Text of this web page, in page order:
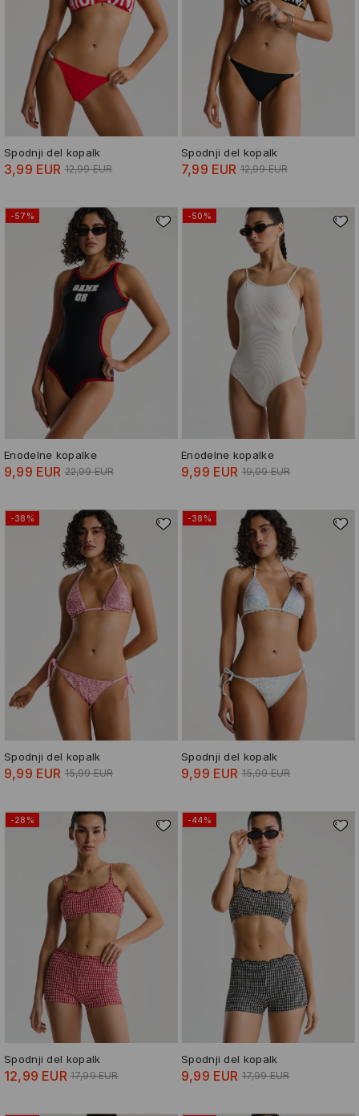
Spodnji del kopalk
3,99 EUR 12,99 EUR
Spodnji del kopalk
7,99 EUR 12,99 EUR
-57%
Enodelne kopalke
9,99 EUR 22,99 EUR
-50%
Enodelne kopalke
9,99 EUR 19,99 EUR
-38%
Spodnji del kopalk
9,99 EUR 15,99 EUR
-38%
Spodnji del kopalk
9,99 EUR 15,99 EUR
-28%
Spodnji del kopalk
12,99 EUR 17,99 EUR
-44%
Spodnji del kopalk
9,99 EUR 17,99 EUR